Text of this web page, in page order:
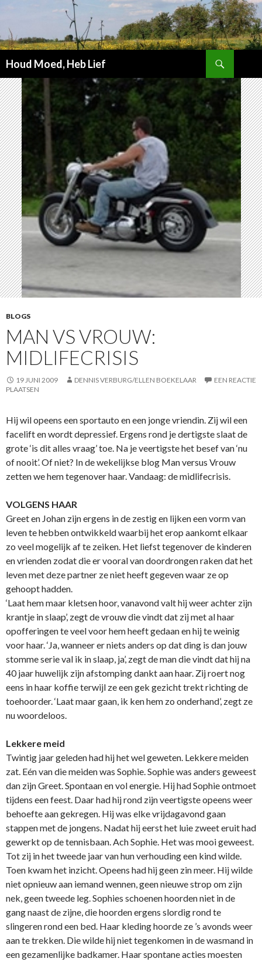
Houd Moed, Heb Lief
NAAR
INHOUD
BLOGS
MAN VS VROUW:
MIDLIFECRISIS
19 JUNI 2009 DENNIS VERBURG/ELLEN BOEKELAAR
EEN REACTIE
PLAATSEN
Hij wil opeens een sportauto en een jonge vriendin. Zij wil een
facelift en wordt depressief. Ergens rond je dertigste slaat de
grote ‘is dit alles vraag’ toe. Na je veertigste het besef van ‘nu
of nooit’. Of niet? In de wekelijkse blog Man versus Vrouw
zetten we hem tegenover haar. Vandaag: de midlifecrisis.
VOLGENS HAAR
Greet en Johan zijn ergens in de zestig en lijken een vorm van
leven te hebben ontwikkeld waarbij het erop aankomt elkaar
zo veel mogelijk af te zeiken. Het liefst tegenover de kinderen
en vrienden zodat die er vooral van doordrongen raken dat het
leven met deze partner ze niet heeft gegeven waar ze op
gehoopt hadden.
‘Laat hem maar kletsen hoor, vanavond valt hij weer achter zijn
krantje in slaap’, zegt de vrouw die vindt dat zij met al haar
opofferingen te veel voor hem heeft gedaan en hij te weinig
voor haar. ‘Ja, wanneer er niets anders op dat ding is dan jouw
stomme serie val ik in slaap, ja’, zegt de man die vindt dat hij na
40 jaar huwelijk zijn afstomping dankt aan haar. Zij roert nog
eens in haar koffie terwijl ze een gek gezicht trekt richting de
toehoorder. ‘Laat maar gaan, ik ken hem zo onderhand’, zegt ze
nu woordeloos.
Lekkere meid
Twintig jaar geleden had hij het wel geweten. Lekkere meiden
zat. Eén van die meiden was Sophie. Sophie was anders geweest
dan zijn Greet. Spontaan en vol energie. Hij had Sophie ontmoet
tijdens een feest. Daar had hij rond zijn veertigste opeens weer
behoefte aan gekregen. Hij was elke vrijdagavond gaan
stappen met de jongens. Nadat hij eerst het luie zweet eruit had
gewerkt op de tennisbaan. Ach Sophie. Het was mooi geweest.
Tot zij in het tweede jaar van hun verhouding een kind wilde.
Toen kwam het inzicht. Opeens had hij geen zin meer. Hij wilde
niet opnieuw aan iemand wennen, geen nieuwe strop om zijn
nek, geen tweede leg. Sophies schoenen hoorden niet in de
gang naast de zijne, die hoorden ergens slordig rond te
slingeren rond een bed. Haar kleding hoorde ze ’s avonds weer
aan te trekken. Die wilde hij niet tegenkomen in de wasmand in
een gezamenlijke badkamer. Haar spontane acties moesten